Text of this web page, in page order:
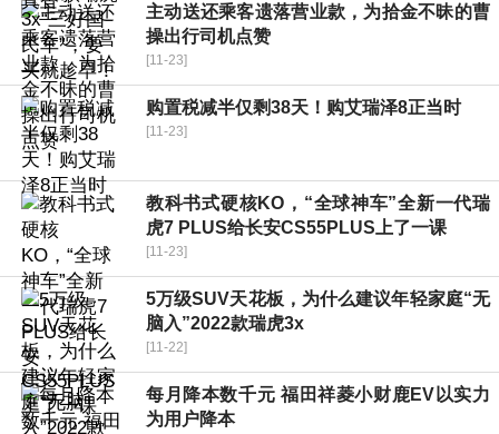
主动送还乘客遗落营业款，为拾金不昧的曹
操出行司机点赞
[11-23]
购置税减半仅剩38天！购艾瑞泽8正当时
[11-23]
教科书式硬核KO，“全球神车”全新一代瑞
虎7 PLUS给长安CS55PLUS上了一课
[11-23]
5万级SUV天花板，为什么建议年轻家庭“无
脑入”2022款瑞虎3x
[11-22]
每月降本数千元 福田祥菱小财鹿EV以实力
为用户降本